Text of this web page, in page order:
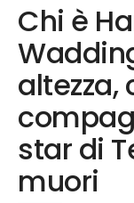
Chi è
altezza,
star di
muori